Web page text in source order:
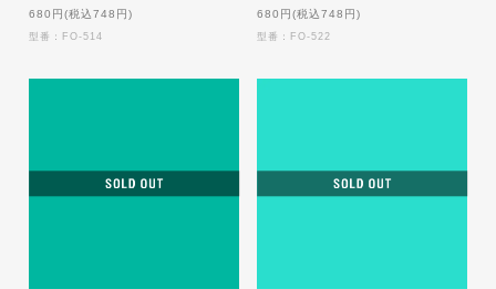
680円(税込748円)
型番：FO-514
680円(税込748円)
型番：FO-522